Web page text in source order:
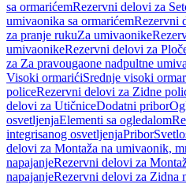
sa ormarićemRezervni delovi za
umivaonika sa ormarićemRezervni
za pranje rukuZa umivaonike
umivaonikeRezervni delovi za
za Za pravougaone nadpultne
Visoki ormarićiSrednje visoki
policeRezervni delovi za Zidne
delovi za UtičniceDodatni pribor
osvetljenjaElementi sa ogledalom
integrisanog osvetljenjaPribor
delovi za Montaža na umivaonik,
napajanjeRezervni delovi za
napajanjeRezervni delovi za Zidna